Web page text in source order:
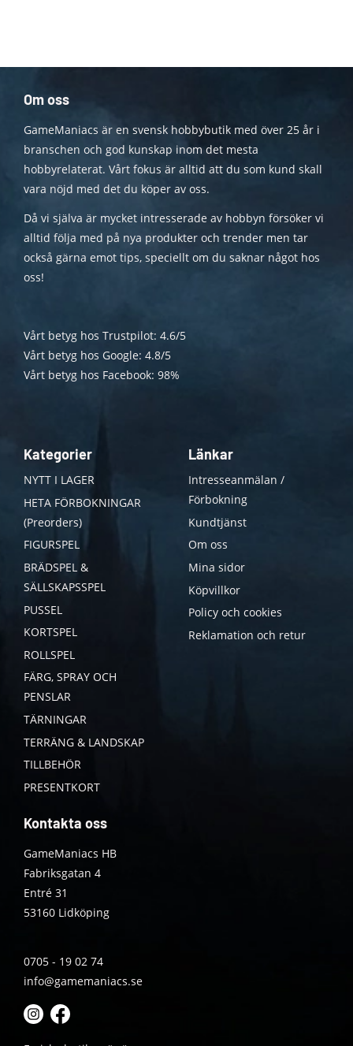
Om oss
GameManiacs är en svensk hobbybutik med över 25 år i
branschen och god kunskap inom det mesta
hobbyrelaterat. Vårt fokus är alltid att du som kund skall
vara nöjd med det du köper av oss.
Då vi själva är mycket intresserade av hobbyn försöker vi
alltid följa med på nya produkter och trender men tar
också gärna emot tips, speciellt om du saknar något hos
oss!
Vårt betyg hos Trustpilot: 4.6/5
Vårt betyg hos Google: 4.8/5
Vårt betyg hos Facebook: 98%
Kategorier
NYTT I LAGER
HETA FÖRBOKNINGAR
(Preorders)
FIGURSPEL
BRÄDSPEL &
SÄLLSKAPSSPEL
PUSSEL
KORTSPEL
ROLLSPEL
FÄRG, SPRAY OCH
PENSLAR
TÄRNINGAR
TERRÄNG & LANDSKAP
TILLBEHÖR
PRESENTKORT
Länkar
Intresseanmälan /
Förbokning
Kundtjänst
Om oss
Mina sidor
Köpvillkor
Policy och cookies
Reklamation och retur
Kontakta oss
GameManiacs HB
Fabriksgatan 4
Entré 31
53160 Lidköping
0705 - 19 02 74
info@gamemaniacs.se